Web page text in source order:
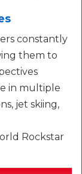
constantly
them to
in multiple
jet skiing,
Rockstar